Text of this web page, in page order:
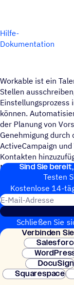
Hilfe-
Dokumentation
Workable ist ein
Stellen
Einstellungsprozess
können.
der Planung von
Genehmigung durch
ActiveCampaign
Kontakten
Marketingkampagne
Sind Sie
Testen
Kosten­lose 14-
Schließen Sie
Kreditkarte
Verbin­den
DocuSign
Squarespace